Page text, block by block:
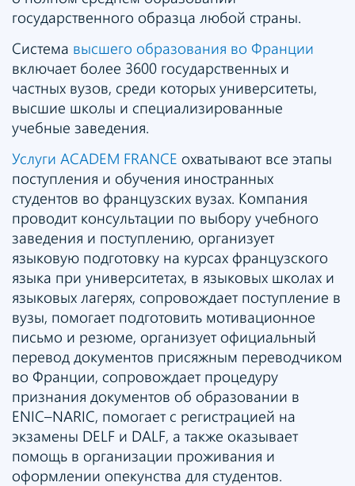
государственного образца любой страны.
Система высшего образования во Франции
включает более 3600 государственных и
частных вузов, среди которых университеты,
высшие школы и специализированные
учебные заведения.
Услуги ACADEM FRANCE охватывают все этапы
поступления и обучения иностранных
студентов во французских вузах. Компания
проводит консультации по выбору учебного
заведения и поступлению, организует
языковую подготовку на курсах французского
языка при университетах, в языковых школах и
языковых лагерях, сопровождает поступление в
вузы, помогает подготовить мотивационное
письмо и резюме, организует официальный
перевод документов присяжным переводчиком
во Франции, сопровождает процедуру
признания документов об образовании в
ENIC–NARIC, помогает с регистрацией на
экзамены DELF и DALF, а также оказывает
помощь в организации проживания и
оформлении опекунства для студентов.